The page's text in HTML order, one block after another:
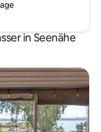
in Seenähe